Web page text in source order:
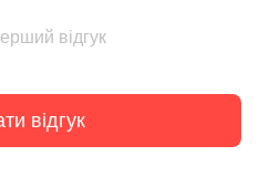
відгук
відгук